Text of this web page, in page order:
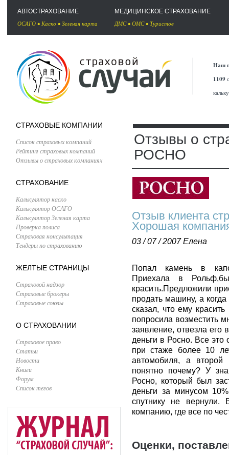
АВТОСТРАХОВАНИЕ
ОСАГО • Каско • Зеленая карта
МЕДИЦИНСКОЕ СТРАХОВАНИЕ
ДМС• ОМС• Туристов
Наш
1109
СТРАХОВЫЕ КОМПАНИИ
Список страховых компаний
Рейтинг страховых компаний
Отзывы о страховых компаниях
СТРАХОВАНИЕ
Калькулятор каско
Калькулятор ОСАГО
Калькулятор Зеленая карта
Проверка полиса
Страховая консультация
Тендеры по страхованию
ЖЕЛТЫЕ СТРАНИЦЫ
Страховой надзор
Страховые брокеры
Страховые союзы
О СТРАХОВАНИИ
Страховое право
Статьи
Новости
Книги
Форум
Список тегов
Отзывы о
РОСНО
Отзыв клиента
Хорошая
03 / 07 / 2007Елена
Попал камень в
Приехала в
красить.Предложили
продать машину, а
сказал, что ему
попросила возместить
заявление, отвезла
деньги в Росно. Все это
при стаже более 10
автомобиля, а второй
понятно почему? У
Росно, который был
деньги за минусом
спутнику не
компанию, где все по
Оценки,